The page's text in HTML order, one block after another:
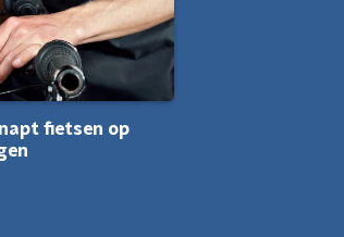
fietsen op